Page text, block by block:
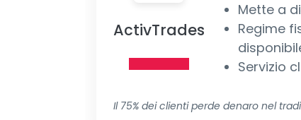
ActivTrades
Mette a
Regime
Servizio
Il 75% dei clienti perde denaro nel